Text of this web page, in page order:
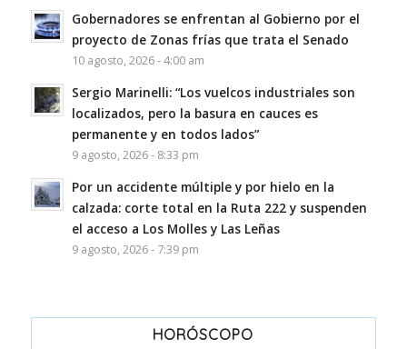
Gobernadores se enfrentan al Gobierno por el
proyecto de Zonas frías que trata el Senado
10 agosto, 2026 - 4:00 am
Sergio Marinelli: “Los vuelcos industriales son
localizados, pero la basura en cauces es
permanente y en todos lados”
9 agosto, 2026 - 8:33 pm
Por un accidente múltiple y por hielo en la
calzada: corte total en la Ruta 222 y suspenden
el acceso a Los Molles y Las Leñas
9 agosto, 2026 - 7:39 pm
HORÓSCOPO